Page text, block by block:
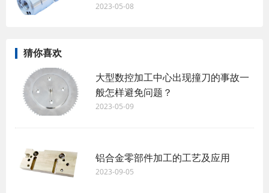
2023-05-08
猜你喜欢
大型数控加工中心出现撞刀的事故一
般怎样避免问题？
2023-05-09
铝合金零部件加工的工艺及应用
2023-09-05